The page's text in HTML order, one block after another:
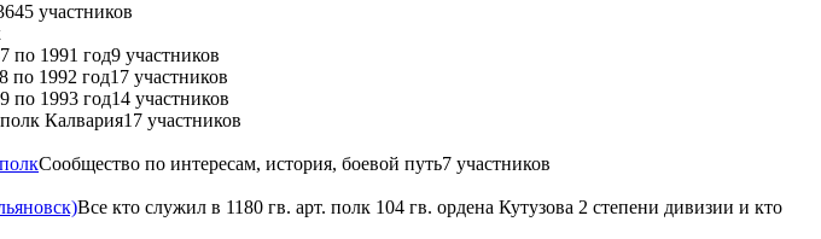
5 участников
по 1991 год9 участников
по 1992 год17 участников
по 1993 год14 участников
Калвария17 участников
Сообщество по интересам, история, боевой путь7 участников
Все кто служил в 1180 гв. арт. полк 104 гв. ордена Кутузова 2 степени дивизии и кто